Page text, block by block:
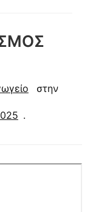
στην
.